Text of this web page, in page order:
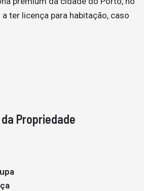
ter licença para habitação, caso
Propriedade